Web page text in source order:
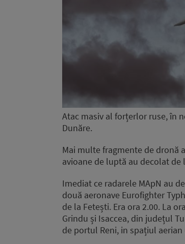
Atac masiv al forțerlor ruse, în
Dunăre.
Mai multe fragmente de dronă
avioane de luptă au decolat de
Imediat ce radarele MApN au
două aeronave Eurofighter
de la Fetești. Era ora 2.00. La
Grindu și Isaccea, din județul
de portul Reni, in spațiul aerian